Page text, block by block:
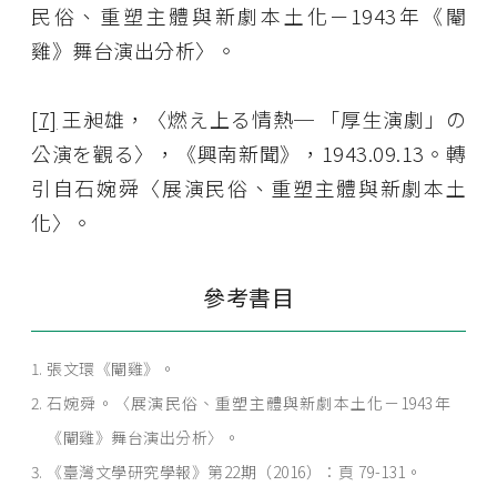
民俗、重塑主體與新劇本土化－1943年《閹
雞》舞台演出分析〉。
[7] 王昶雄，〈燃え上る情熱─ 「厚生演劇」の
公演を觀る〉，《興南新聞》，1943.09.13。轉
引自石婉舜〈展演民俗、重塑主體與新劇本土
化〉。
參考書目
張文環《閹雞》。
石婉舜。〈展演民俗、重塑主體與新劇本土化－1943年
《閹雞》舞台演出分析〉。
《臺灣文學研究學報》第22期（2016）：頁 79-131。